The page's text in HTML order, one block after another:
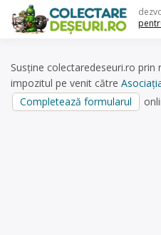
content
Susține colectaredeseuri.ro prin
impozitul pe venit către
Completează formularul